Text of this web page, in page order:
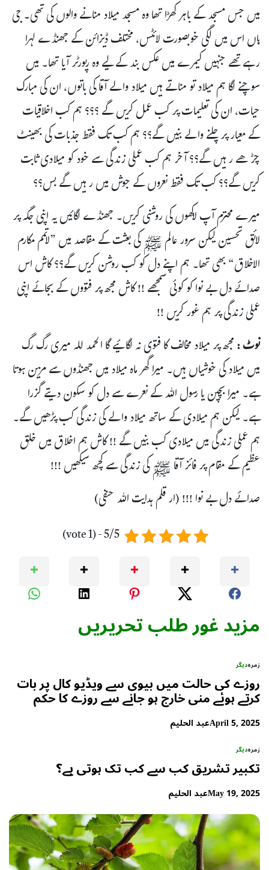
میں جس مسجد کے باہر کھڑا تھا وہ مسجد میلاد منانے والوں کی تھی۔ جی
ہاں اس میں لگی خوبصورت لائٹس، مختلف ڈیزائن کے جھنڈے لہرا
رہے تھے جنہیں کیمرے میں عکس بند کے لیے وہ رپورٹر آیا تھا۔ میں
سوچنے لگا ہم میلاد تو مناتے ہیں میلاد والے آقا کی باتوں، ان کی مبارک
حیات، ان کی تعلیمات پر کب عمل کریں گے ؟؟؟ ہم کب اخلاقیات
کے معیار پر چلنے والے بنیں گے؟؟ ہم کب تک فقط جذبات کی بھینٹ
چڑھے رہیں گے؟؟ آخر ہم کب عملی زندگی سے خود کو میلادی ثابت
کریں گے؟؟ کب تک فقط نعروں کے جوش میں رہیں گے بس؟؟
میرے محترم آپ لاکھوں کی روشنی کریں۔ جھنڈے لگائیں یہ اپنی جگہ پر
لائق تحسین لیکن سرور عالم ﷺ کی بعثت کے مقاصد میں ”لاتمم مکارم
الاخلاق“ بھی تھا۔ ہم اپنے دل کو کب روشن کریں گے؟؟ کاش اس
صدائے دل بے نوا کو کوئی سمجھے !! کاش مجھ پر فتووں کے بجائے اپنی
عملی زندگی پر ہم غور کریں !!
نوٹ :مجھ پر میلاد مخالف کا فتوی نہ لگائیے گا الحمد للہ میری رگ رگ
میں میلاد کی خوشیاں ہیں۔ میرا گھر ماہ میلاد میں جھنڈوں سے مزین ہوتا
ہے۔ میرا بچپن یا رسول اللہ کے نعرے سے دل کو سکون دیتے گزرا
ہے۔ لیکن ہم میلادی کے ساتھ میلاد والے کی زندگی کب پڑھیں گے۔
ہم عملی زندگی میں میلادی کب بنیں گے !! کاش ہم اخلاق میں خلق
عظیم کے مقام پر فائز آقا ﷺ کی زندگی سے کچھ سیکھیں !!!
صدائے دل بے نوا !!! (ار قلم ہدایت اللہ حنفی)
5/5 - (1 vote)
مزید غور طلب تحریریں
زمرہدیگر
روزے کی حالت میں بیوی سے ویڈیو کال پر بات
کرتے ہوئے منی خارج ہو جانے سے روزے کا حکم
April 5, 2025عبد الحلیم
زمرہدیگر
تکبیر تشریق کب سے کب تک ہوتی ہے؟
May 19, 2025عبد الحلیم